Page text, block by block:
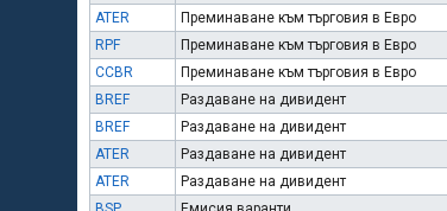
ATER
Преминаване към търговия в Евро
RPF
Преминаване към търговия в Евро
CCBR
Преминаване към търговия в Евро
BREF
Раздаване на дивидент
BREF
Раздаване на дивидент
ATER
Раздаване на дивидент
ATER
Раздаване на дивидент